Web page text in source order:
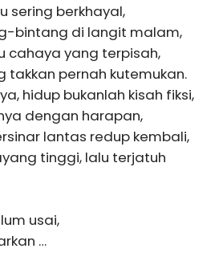
sering berkhayal,
bintang di langit malam,
cahaya yang terpisah,
takkan pernah kutemukan.
hidup bukanlah kisah fiksi,
dengan harapan,
lantas redup kembali,
tinggi, lalu terjatuh
usai,
…